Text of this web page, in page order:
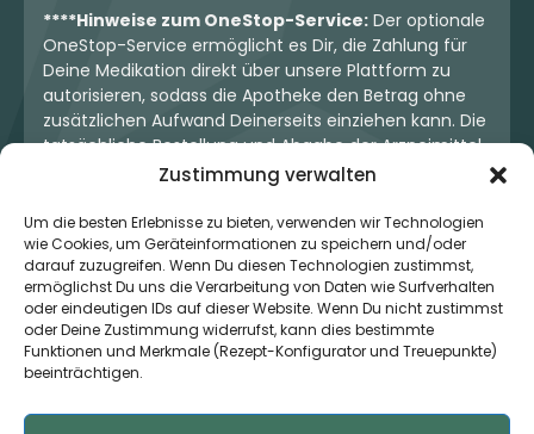
Zustimmung verwalten
Um die besten Erlebnisse zu bieten, verwenden wir Technologien
wie Cookies, um Geräteinformationen zu speichern und/oder
darauf zuzugreifen. Wenn Du diesen Technologien zustimmst,
ermöglichst Du uns die Verarbeitung von Daten wie Surfverhalten
oder eindeutigen IDs auf dieser Website. Wenn Du nicht zustimmst
oder Deine Zustimmung widerrufst, kann dies bestimmte
Funktionen und Merkmale (Rezept-Konfigurator und Treuepunkte)
beeinträchtigen.
****Hinweise zum OneStop-Service: Der optionale
OneStop-Service ermöglicht es Dir, die Zahlung für
Deine Medikation direkt über unsere Plattform zu
autorisieren, sodass die Apotheke den Betrag ohne
zusätzlichen Aufwand Deinerseits einziehen kann. Die
tatsächliche Bestellung und Abgabe der Arzneimittel
erfolgt jedoch ausschließlich über die jeweilige
Dir und der Apotheke. Unser OneStop-Service stellt
kein pharmazeutisches Angebot dar, sondern dient
lediglich der komfortablen Zahlungsabwicklung. Die
Nutzung ist freiwillig und hat keinerlei Einfluss auf die
ärztliche Therapieentscheidung oder die Wahl der
verschriebenen Medikation. Apotheken sind rechtlich
unabhängig und unterliegen den gesetzlichen